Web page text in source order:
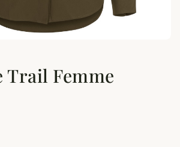
Trail Femme